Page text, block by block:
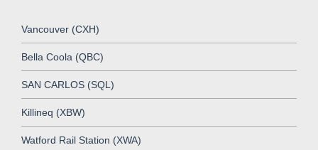
Vancouver (CXH)
Bella Coola (QBC)
SAN CARLOS (SQL)
Killineq (XBW)
Watford Rail Station (XWA)